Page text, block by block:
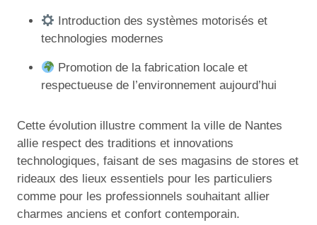
Introduction des systèmes motorisés et
technologies modernes
Promotion de la fabrication locale et
respectueuse de l’environnement aujourd’hui
Cette évolution illustre comment la ville de Nantes
allie respect des traditions et innovations
technologiques, faisant de ses magasins de stores et
rideaux des lieux essentiels pour les particuliers
comme pour les professionnels souhaitant allier
charmes anciens et confort contemporain.